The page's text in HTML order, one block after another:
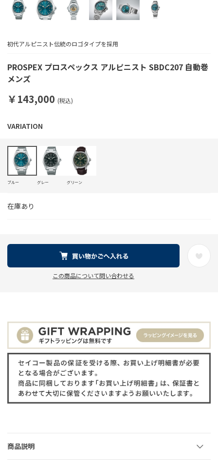
PROSPEX プロスペックス アルピニスト SBDC207 自動巻
メンズ
初代アルピニスト伝統のロゴタイプを採用
￥143,000 (税込)
在庫あり
ブルー グレー グリーン
この商品について問い合わせる
商品説明